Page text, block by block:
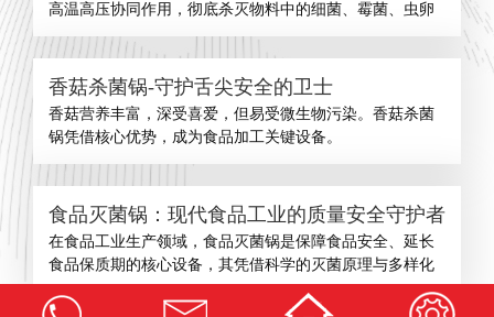
高温高压协同作用，彻底杀灭物料中的细菌、霉菌、虫卵
香菇杀菌锅-守护舌尖安全的卫士
​香菇营养丰富，深受喜爱，但易受微生物污染。香菇杀菌
锅凭借核心优势，成为食品加工关键设备。
食品灭菌锅：现代食品工业的质量安全守护者
在食品工业生产领域，食品灭菌锅是保障食品安全、延长
食品保质期的核心设备，其凭借科学的灭菌原理与多样化